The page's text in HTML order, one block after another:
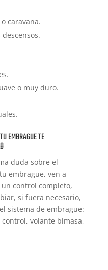
caravana.
o muy duro.
EMBRAGUE TE
duda sobre el
embrague, ven a
control completo,
si fuera necesario,
sistema de embrague:
volante bimasa,